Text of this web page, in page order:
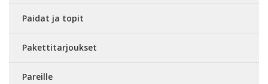
Paidat ja topit
Pakettitarjoukset
Pareille